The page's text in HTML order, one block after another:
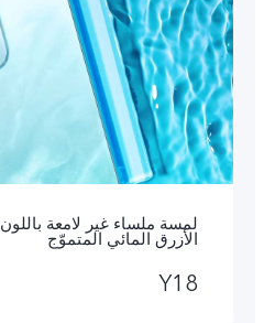
لمسة ملساء غير لامعة باللون
الأزرق المائي المتموّج
Y18